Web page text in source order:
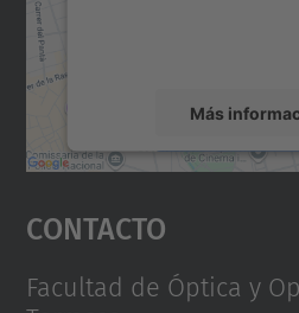
Más
Aceptar
powered by
Contacto
Facultad de Óptica y